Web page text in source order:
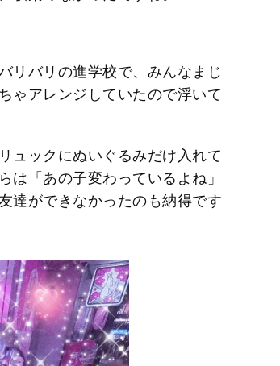
リバリの進学校で、みんなまじ
ゃアレンジしていたので浮いて
ュックにぬいぐるみだけ入れて
は「あの子変わっているよね」
達ができなかったのも納得です